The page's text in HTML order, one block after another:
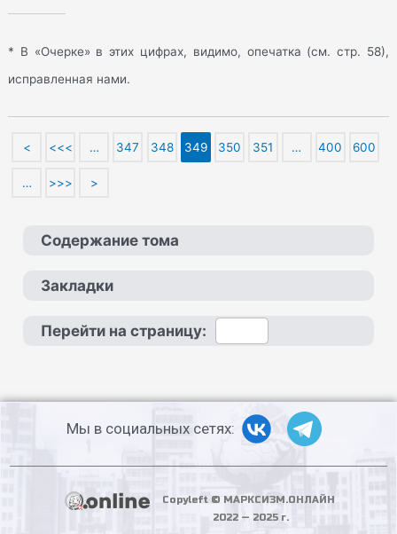
* В «Очерке» в этих цифрах, видимо, опечатка (см. стр. 58),
исправленная нами.
< <<< … 347 348 349 350 351 … 400 600
… >>> >
Содержание тома
Закладки
Перейти на страницу:
Мы в социальных сетях:
Copyleft © МАРКСИЗМ.ОНЛАЙН
2022 — 2025 г.